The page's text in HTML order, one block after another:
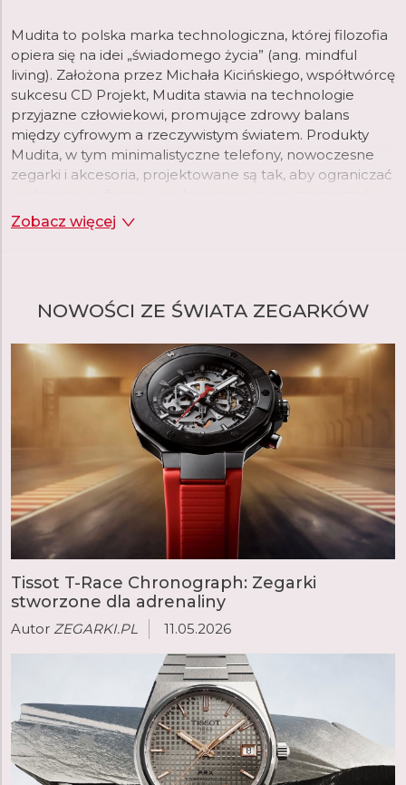
Mudita to polska marka technologiczna, której filozofia
opiera się na idei „świadomego życia” (ang. mindful
living). Założona przez Michała Kicińskiego, współtwórcę
sukcesu CD Projekt, Mudita stawia na technologie
przyjazne człowiekowi, promujące zdrowy balans
między cyfrowym a rzeczywistym światem. Produkty
Mudita, w tym minimalistyczne telefony, nowoczesne
zegarki i akcesoria, projektowane są tak, aby ograniczać
ekspozycję na promieniowanie elektromagnetyczne i
zachęcać do skupienia na tym, co naprawdę ważne.
– oraz troska o najwyższą jakość wykonania. Produkty
wyświetlacze E Ink, bardzo niskie wartości SAR oraz
materiały ekologiczne. Wszystkie urządzenia są
tworzone z myślą o osobach, które szukają harmonii,
autentyczności i większej kontroli nad swoją
codziennością.
Mudita to idealny wybór dla tych, którzy chcą żyć
bardziej świadomie, ograniczając niepotrzebne bodźce i
ceniąc spokój w świecie pełnym nieustannego
pośpiechu.
Zobacz więcej
NOWOŚCI ZE ŚWIATA ZEGARKÓW
Tissot T-Race Chronograph: Zegarki
stworzone dla adrenaliny
Autor ZEGARKI.PL 11.05.2026